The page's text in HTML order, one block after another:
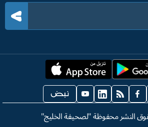
النشر محفوظة "لصحيفة الخليج"